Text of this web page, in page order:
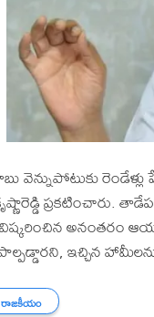
వెన్నుపోటుకు
ప్రకటించారు.
అనంతరం
ఇచ్చిన
రాజకీయం